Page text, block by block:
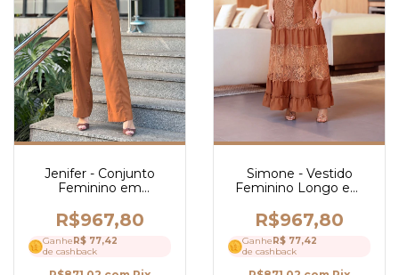
Jenifer - Conjunto
Feminino em
Reta e Jaqueta
Estruturada Elegante -
Ref 4234
R$967,80
Ganhe R$ 77,42
de cashback
Simone - Vestido
Feminino Longo em
Floral e Faixa na
Cintura - Ref 4285
R$967,80
Ganhe R$ 77,42
de cashback